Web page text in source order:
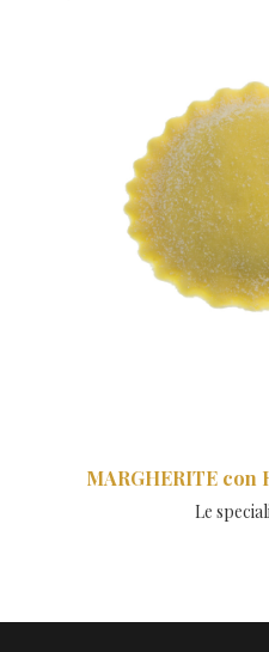
MARGHERITE con
Le